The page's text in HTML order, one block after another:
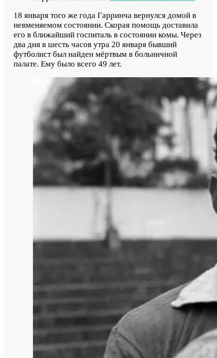
18 января того же года Гарринча вернулся домой в
невменяемом состоянии. Скорая помощь доставила
его в ближайший госпиталь в состоянии комы. Через
два дня в шесть часов утра 20 января бывший
футболист был найден мёртвым в больничной
палате. Ему было всего 49 лет.